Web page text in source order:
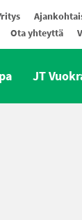
Ota yhteyttä
JT